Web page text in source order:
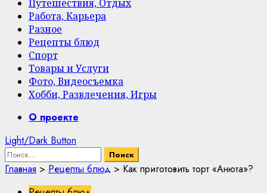
Путешествия, Отдых
Работа, Карьера
Разное
Рецепты блюд
Спорт
Товары и Услуги
Фото, Видеосъемка
Хобби, Развлечения, Игры
PrimaryО проекте
Light/Dark Button
Найти:
Главная > Рецепты блюд > Как приготовить торт «Анюта»?